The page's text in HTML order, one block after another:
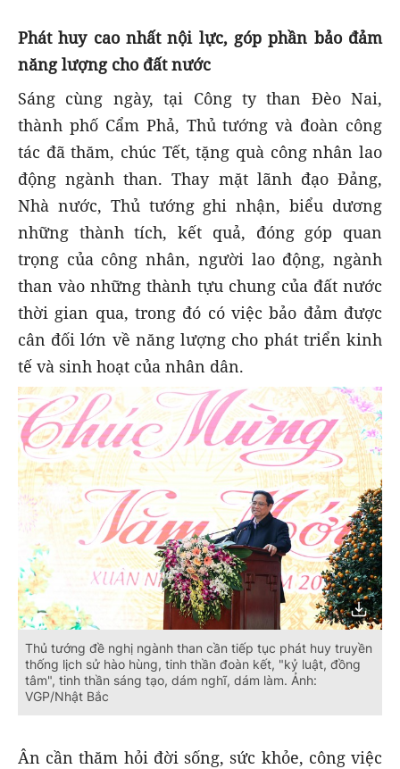
Phát huy cao nhất nội lực, góp phần bảo đảm
năng lượng cho đất nước
Sáng cùng ngày, tại Công ty than Đèo Nai,
thành phố Cẩm Phả, Thủ tướng và đoàn công
tác đã thăm, chúc Tết, tặng quà công nhân lao
động ngành than. Thay mặt lãnh đạo Đảng,
Nhà nước, Thủ tướng ghi nhận, biểu dương
những thành tích, kết quả, đóng góp quan
trọng của công nhân, người lao động, ngành
than vào những thành tựu chung của đất nước
thời gian qua, trong đó có việc bảo đảm được
cân đối lớn về năng lượng cho phát triển kinh
tế và sinh hoạt của nhân dân.
Thủ tướng đề nghị ngành than cần tiếp tục phát huy truyền
thống lịch sử hào hùng, tinh thần đoàn kết, "kỷ luật, đồng
tâm", tinh thần sáng tạo, dám nghĩ, dám làm. Ảnh:
VGP/Nhật Bắc
Ân cần thăm hỏi đời sống, sức khỏe, công việc